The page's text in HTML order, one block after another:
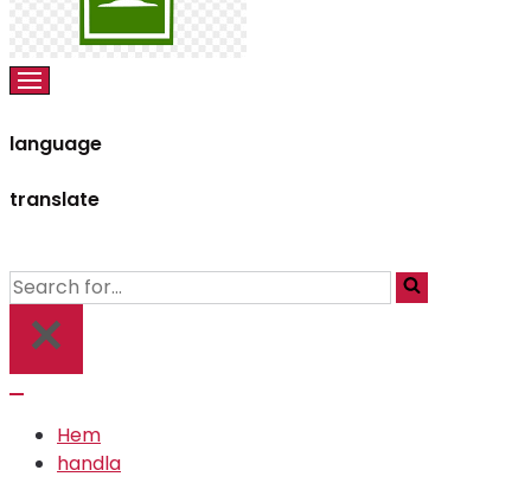
language
translate
Hem
handla